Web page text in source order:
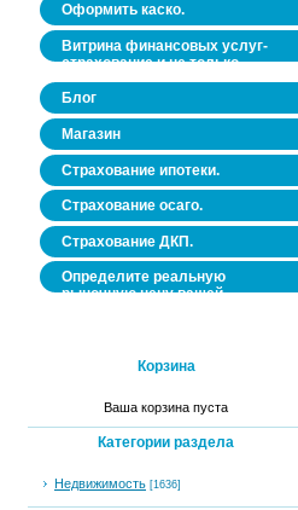
Оформить каско.
Витрина финансовых услуг-
страхование и не только.
Блог
Магазин
Страхование ипотеки.
Страхование осаго.
Страхование ДКП.
Определите реальную
рыночную цену вашей
Корзина
Ваша корзина пуста
Категории раздела
Недвижимость [1636]